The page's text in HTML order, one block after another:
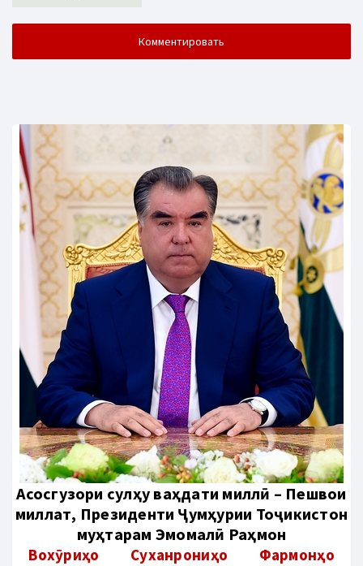
Aсосгузори сулҳу ваҳдати миллӣ – Пешвои
миллат, Президенти Ҷумҳурии Тоҷикистон
муҳтарам Эмомалӣ Раҳмон
Вохӯриҳо Суханрониҳо
Фармонҳо